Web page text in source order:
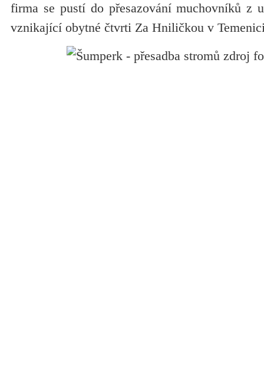
firma se pustí do přesazování muchovníků z
vznikající obytné čtvrti Za Hniličkou v